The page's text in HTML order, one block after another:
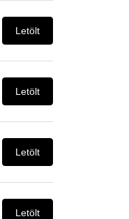
Letölt
Letölt
Letölt
Letölt